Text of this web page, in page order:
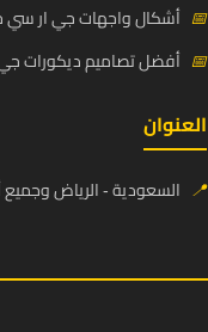
📅 أشكال واجهات جي ار سي
📅 أفضل تصاميم ديكورات جي
العنوان
📍 السعودية - الرياض وجميع